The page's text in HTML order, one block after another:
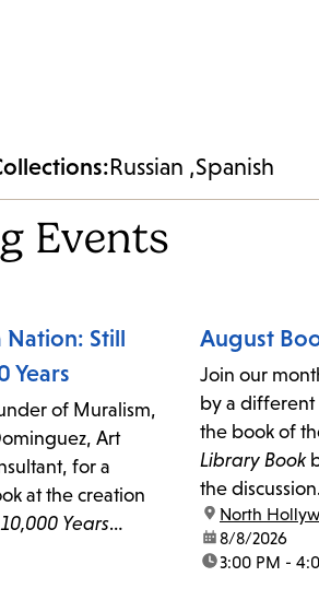
Russian Spanish
Events
Nation: Still
Years
of Muralism,
Art
for a
at the creation
Years
Hollywood.
August
Join our
by a
the book of
Library Book
the
location:
North
date:8/8/2026
time:3:00 PM -